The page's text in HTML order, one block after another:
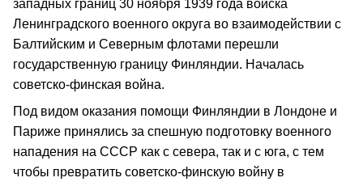
западных границ 30 ноября 1939 года войска
Ленинградского военного округа во взаимодействии с
Балтийским и Северным флотами перешли
государственную границу Финляндии. Началась
советско-финская война.
Под видом оказания помощи Финляндии в Лондоне и
Париже принялись за спешную подготовку военного
нападения на СССР как с севера, так и с юга, с тем
чтобы превратить советско-финскую войну в